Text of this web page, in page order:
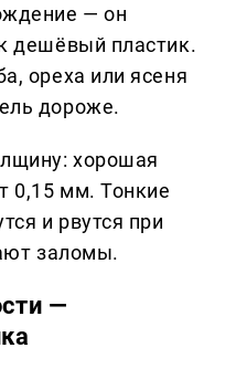
— он
дешёвый пластик.
ореха или ясеня
дороже.
хорошая
0,15 мм. Тонкие
и рвутся при
заломы.
—